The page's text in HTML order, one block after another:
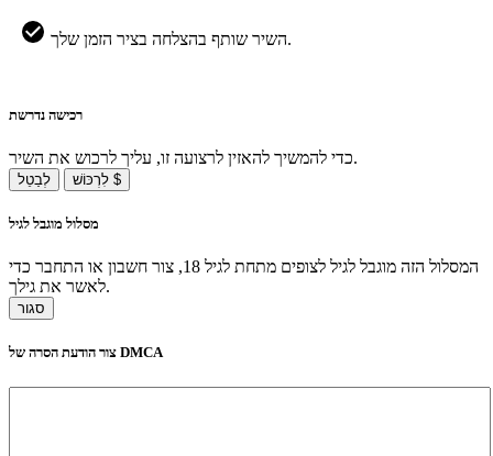
השיר שותף בהצלחה בציר הזמן שלך.
רכישה נדרשת
כדי להמשיך להאזין לרצועה זו, עליך לרכוש את השיר.
לְבַטֵל לִרְכּוֹשׁ $
מסלול מוגבל לגיל
המסלול הזה מוגבל לגיל לצופים מתחת לגיל 18, צור חשבון או התחבר כדי
לאשר את גילך.
סגור
צור הודעת הסרה של DMCA